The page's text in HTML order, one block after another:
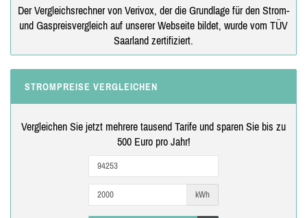
Der Vergleichsrechner von Verivox, der die Grundlage für den Strom-
und Gaspreisvergleich auf unserer Webseite bildet, wurde vom TÜV
Saarland zertifiziert.
STROMPREISE VERGLEICHEN
Vergleichen Sie jetzt mehrere tausend Tarife und sparen Sie bis zu
500 Euro pro Jahr!
kWh